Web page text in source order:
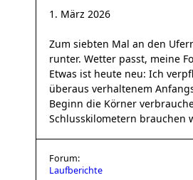
1. März 2026
Zum siebten Mal an den
runter. Wetter passt, meine
Etwas ist heute neu: Ich
überaus verhaltenem
Beginn die Körner
Schlusskilometern brauchen
Forum:
Laufberichte